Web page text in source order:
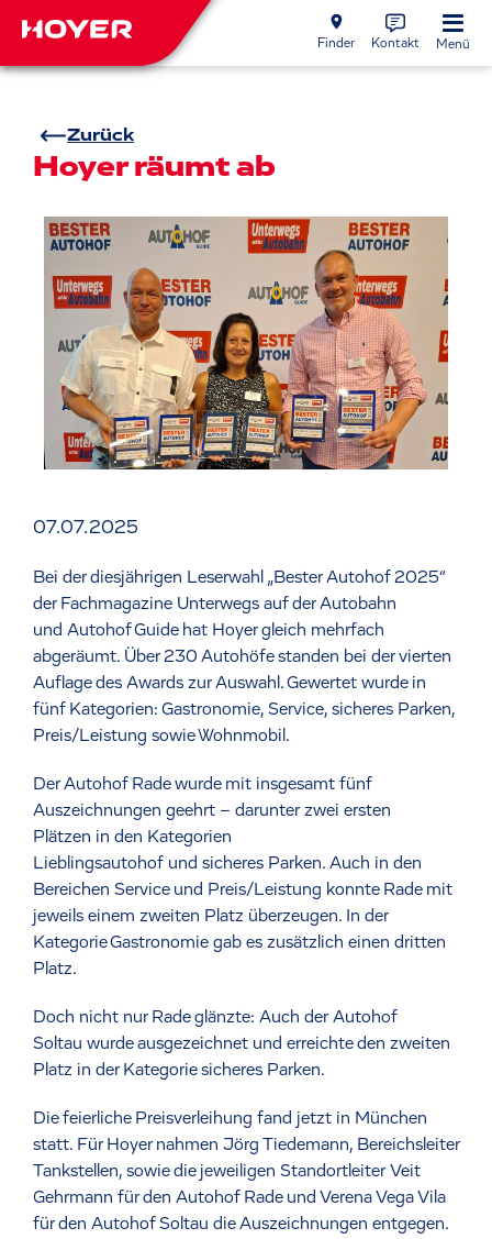
Finder Kontakt Menü
Zurück
Hoyer räumt ab
07.07.2025
Bei der diesjährigen Leserwahl „Bester Autohof 2025“
der Fachmagazine Unterwegs auf der Autobahn
und Autohof Guide hat Hoyer gleich mehrfach
abgeräumt. Über 230 Autohöfe standen bei der vierten
Auflage des Awards zur Auswahl. Gewertet wurde in
fünf Kategorien: Gastronomie, Service, sicheres Parken,
Preis/Leistung sowie Wohnmobil.
Der Autohof Rade wurde mit insgesamt fünf
Auszeichnungen geehrt – darunter zwei ersten
Plätzen in den Kategorien
Lieblingsautohof und sicheres Parken. Auch in den
Bereichen Service und Preis/Leistung konnte Rade mit
jeweils einem zweiten Platz überzeugen. In der
Kategorie Gastronomie gab es zusätzlich einen dritten
Platz.
Doch nicht nur Rade glänzte: Auch der Autohof
Soltau wurde ausgezeichnet und erreichte den zweiten
Platz in der Kategorie sicheres Parken.
Die feierliche Preisverleihung fand jetzt in München
statt. Für Hoyer nahmen Jörg Tiedemann, Bereichsleiter
Tankstellen, sowie die jeweiligen Standortleiter Veit
Gehrmann für den Autohof Rade und Verena Vega Vila
für den Autohof Soltau die Auszeichnungen entgegen.